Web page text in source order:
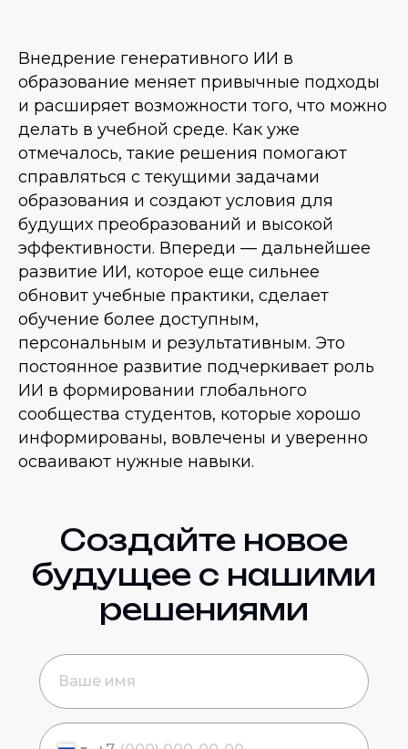
Внедрение генеративного ИИ в
образование меняет привычные подходы
и расширяет возможности того, что можно
делать в учебной среде. Как уже
отмечалось, такие решения помогают
справляться с текущими задачами
образования и создают условия для
будущих преобразований и высокой
эффективности. Впереди — дальнейшее
развитие ИИ, которое еще сильнее
обновит учебные практики, сделает
обучение более доступным,
персональным и результативным. Это
постоянное развитие подчеркивает роль
ИИ в формировании глобального
сообщества студентов, которые хорошо
информированы, вовлечены и уверенно
осваивают нужные навыки.
Создайте новое
будущее с нашими
решениями